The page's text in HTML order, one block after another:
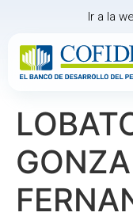
Ir a la